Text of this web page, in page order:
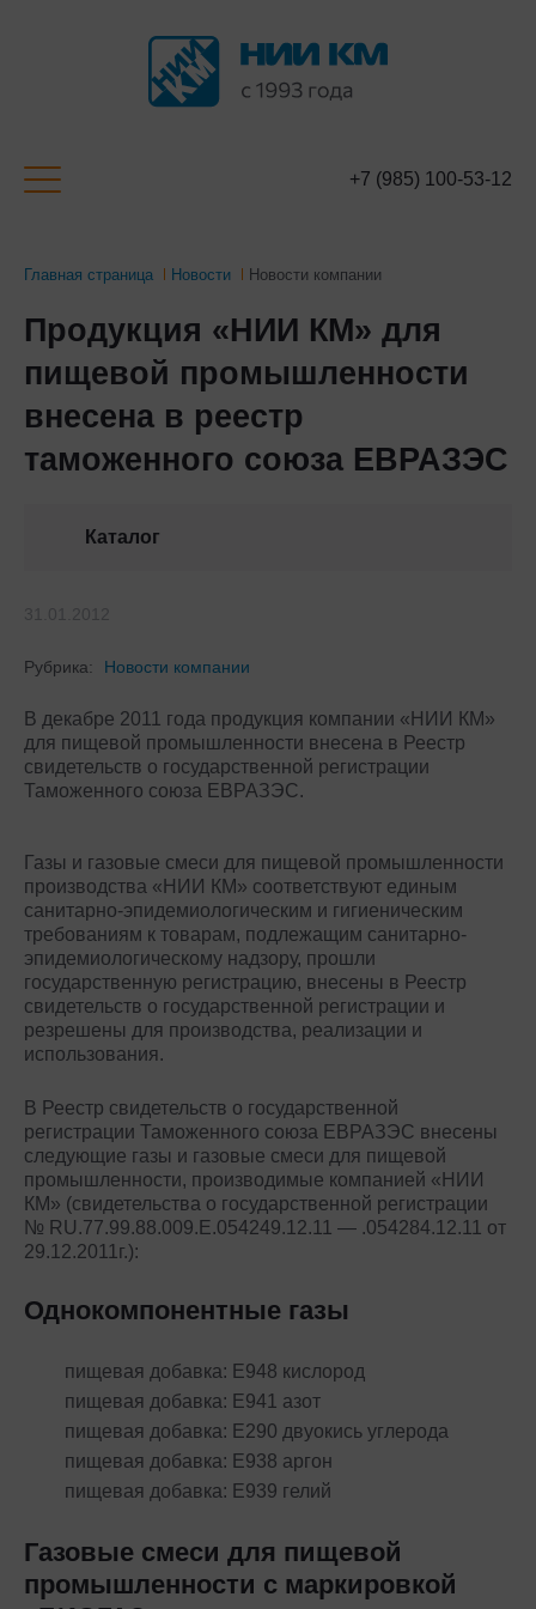
+7 (985) 100-53-12
Главная страница Новости Новости компании
Продукция «НИИ КМ» для
пищевой промышленности
внесена в реестр
таможенного союза ЕВРАЗЭС
Каталог
Рубрика: Новости компании
В декабре 2011 года продукция компании «НИИ КМ»
для пищевой промышленности внесена в Реестр
свидетельств о государственной регистрации
Таможенного союза ЕВРАЗЭС.
Газы и газовые смеси для пищевой промышленности
производства «НИИ КМ» соответствуют единым
санитарно-эпидемиологическим и гигиеническим
требованиям к товарам, подлежащим санитарно-
эпидемиологическому надзору, прошли
государственную регистрацию, внесены в Реестр
свидетельств о государственной регистрации и
резрешены для производства, реализации и
использования.
В Реестр свидетельств о государственной
регистрации Таможенного союза ЕВРАЗЭС внесены
следующие газы и газовые смеси для пищевой
промышленности, производимые компанией «НИИ
КМ» (свидетельства о государственной регистрации
№ RU.77.99.88.009.E.054249.12.11 — .054284.12.11 от
29.12.2011г.):
Однокомпонентные газы
пищевая добавка: Е948 кислород
пищевая добавка: Е941 азот
пищевая добавка: Е290 двуокись углерода
пищевая добавка: Е938 аргон
пищевая добавка: Е939 гелий
Газовые смеси для пищевой
промышленности с маркировкой